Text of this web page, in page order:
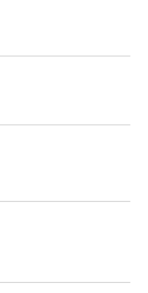
方のみご購入